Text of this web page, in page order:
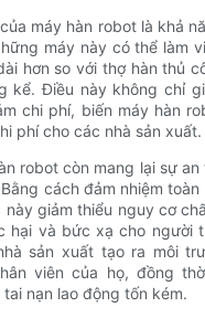
máy hàn robot là khả
máy này có thể làm
hơn so với thợ hàn thủ
kể. Điều này không chỉ
chi phí, biến máy hàn
phí cho các nhà sản xuất.
robot còn mang lại sự an
cách đảm nhiệm
này giảm thiểu nguy cơ
hại và bức xạ cho người
sản xuất tạo ra môi
viên của họ, đồng
nạn lao động tốn kém.